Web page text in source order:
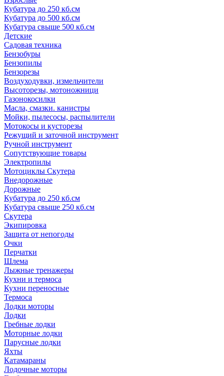
Кубатура до 250 кб.см
Кубатура до 500 кб.см
Кубатура свыше 500 кб.см
Детские
Садовая техника
Бензобуры
Бензопилы
Бензорезы
Воздуходувки, измельчители
Высоторезы, мотоножници
Газонокосилки
Масла, смазки. канистры
Мойки, пылесосы, распылители
Мотокосы и кусторезы
Режущий и заточной инструмент
Ручной инструмент
Сопутствующие товары
Электропилы
Мотоциклы Скутера
Внедорожные
Дорожные
Кубатура до 250 кб.см
Кубатура свыше 250 кб.см
Скутера
Экипировка
Защита от непогоды
Очки
Перчатки
Шлема
Лыжные тренажеры
Кухни и термоса
Кухни переносные
Термоса
Лодки моторы
Лодки
Гребные лодки
Моторные лодки
Парусные лодки
Яхты
Катамараны
Лодочные моторы